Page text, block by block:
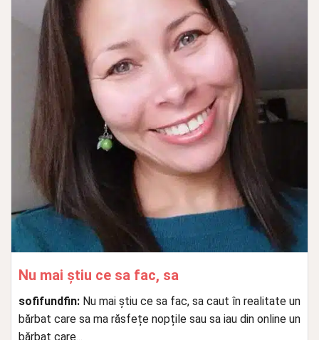
Nu mai știu ce sa fac, sa
sofifundfin: Nu mai știu ce sa fac, sa caut în realitate un
bărbat care sa ma răsfețe nopțile sau sa iau din online un
bărbat care...